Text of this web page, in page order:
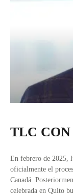
TLC
En febrero de 2025,
oficialmente el
Canadá.
celebrada en Quito